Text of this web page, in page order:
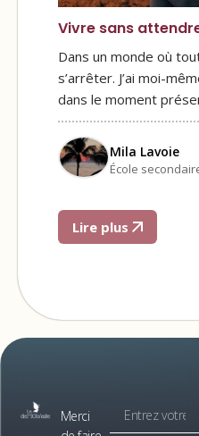
Vivre sans
Dans un monde où
s’arrêter. J’ai moi-
dans le moment
Mila Lavoie
École
Lire plus
Merci